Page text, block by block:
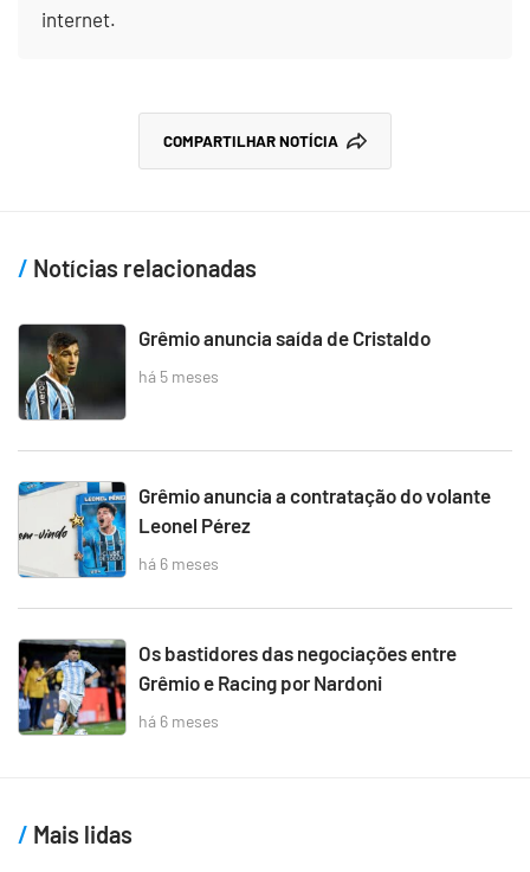
internet.
COMPARTILHAR NOTÍCIA
Notícias relacionadas
Grêmio anuncia saída de Cristaldo
há 5 meses
Grêmio anuncia a contratação do volante
Leonel Pérez
há 6 meses
Os bastidores das negociações entre
Grêmio e Racing por Nardoni
há 6 meses
Mais lidas